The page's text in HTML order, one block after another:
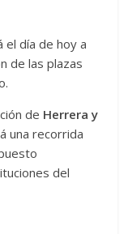
el día de hoy a
de las plazas
de Herrera y
una recorrida
del